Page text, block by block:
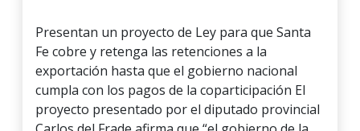
Presentan un proyecto de Ley para que Santa
Fe cobre y retenga las retenciones a la
exportación hasta que el gobierno nacional
cumpla con los pagos de la coparticipación El
proyecto presentado por el diputado provincial